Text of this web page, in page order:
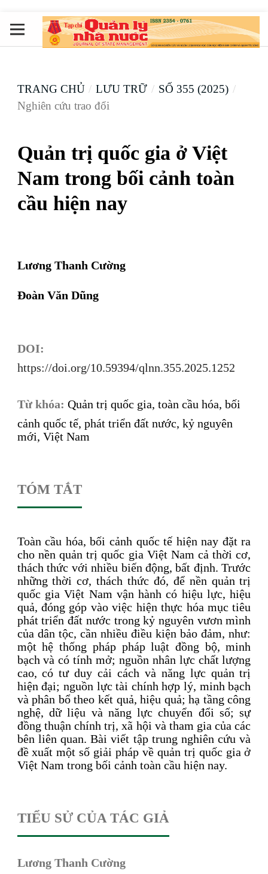
TRANG CHỦ / LƯU TRỮ / SỐ 355 (2025) /
Nghiên cứu trao đổi
Quản trị quốc gia ở Việt
Nam trong bối cảnh toàn
cầu hiện nay
Lương Thanh Cường
Đoàn Văn Dũng
DOI:
https://doi.org/10.59394/qlnn.355.2025.1252
Từ khóa: Quản trị quốc gia, toàn cầu hóa, bối
cảnh quốc tế, phát triển đất nước, kỷ nguyên
mới, Việt Nam
TÓM TẮT
Toàn cầu hóa, bối cảnh quốc tế hiện nay đặt ra
cho nền quản trị quốc gia Việt Nam cả thời cơ,
thách thức với nhiều biến động, bất định. Trước
những thời cơ, thách thức đó, để nền quản trị
quốc gia Việt Nam vận hành có hiệu lực, hiệu
quả, đóng góp vào việc hiện thực hóa mục tiêu
phát triển đất nước trong kỷ nguyên vươn mình
của dân tộc, cần nhiều điều kiện bảo đảm, như:
một hệ thống pháp pháp luật đồng bộ, minh
bạch và có tính mở; nguồn nhân lực chất lượng
cao, có tư duy cải cách và năng lực quản trị
hiện đại; nguồn lực tài chính hợp lý, minh bạch
và phân bổ theo kết quả, hiệu quả; hạ tầng công
nghệ, dữ liệu và năng lực chuyển đổi số; sự
đồng thuận chính trị, xã hội và tham gia của các
bên liên quan. Bài viết tập trung nghiên cứu và
đề xuất một số giải pháp về quản trị quốc gia ở
Việt Nam trong bối cảnh toàn cầu hiện nay.
TIỂU SỬ CỦA TÁC GIẢ
Lương Thanh Cường